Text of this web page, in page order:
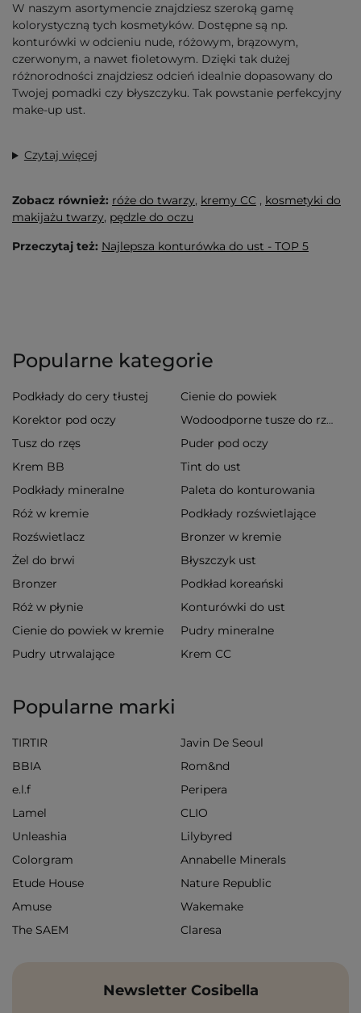
W naszym asortymencie znajdziesz szeroką gamę
kolorystyczną tych kosmetyków. Dostępne są np.
konturówki w odcieniu nude, różowym, brązowym,
czerwonym, a nawet fioletowym. Dzięki tak dużej
różnorodności znajdziesz odcień idealnie dopasowany do
Twojej pomadki czy błyszczyku. Tak powstanie perfekcyjny
make-up ust.
Czytaj więcej
Zobacz również: róże do twarzy, kremy CC , kosmetyki do
makijażu twarzy, pędzle do oczu
Przeczytaj też: Najlepsza konturówka do ust - TOP 5
Popularne kategorie
Podkłady do cery tłustej
Cienie do powiek
Korektor pod oczy
Wodoodporne tusze do rzęs
Tusz do rzęs
Puder pod oczy
Krem BB
Tint do ust
Podkłady mineralne
Paleta do konturowania
Róż w kremie
Podkłady rozświetlające
Rozświetlacz
Bronzer w kremie
Żel do brwi
Błyszczyk ust
Bronzer
Podkład koreański
Róż w płynie
Konturówki do ust
Cienie do powiek w kremie
Pudry mineralne
Pudry utrwalające
Krem CC
Popularne marki
TIRTIR
Javin De Seoul
BBIA
Rom&nd
e.l.f
Peripera
Lamel
CLIO
Unleashia
Lilybyred
Colorgram
Annabelle Minerals
Etude House
Nature Republic
Amuse
Wakemake
The SAEM
Claresa
Newsletter Cosibella